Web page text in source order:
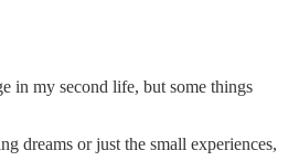
in my second life, but some things
dreams or just the small experiences,